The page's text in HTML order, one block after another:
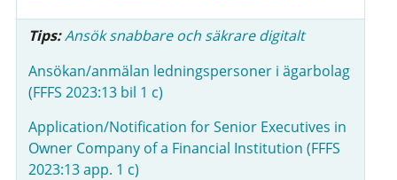
Tips:Ansök snabbare och säkrare digitalt
Ansökan/anmälan ledningspersoner i ägarbolag
(FFFS 2023:13 bil 1 c)
Application/Notification for Senior Executives in
Owner Company of a Financial Institution (FFFS
2023:13 app. 1 c)